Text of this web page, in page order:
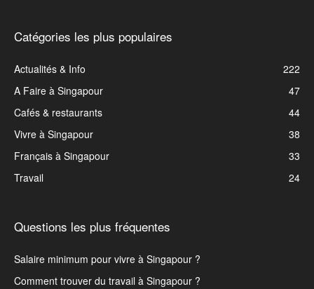
Catégories les plus populaires
Actualités & Info
222
A Faire à Singapour
47
Cafés & restaurants
44
Vivre à Singapour
38
Français à Singapour
33
Travail
24
Questions les plus fréquentes
Salaire minimum pour vivre à Singapour ?
Comment trouver du travail à Singapour ?